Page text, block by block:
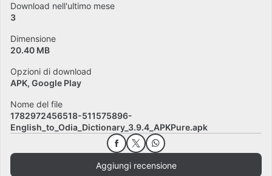
Download nell'ultimo mese
3
Dimensione
20.40 MB
Opzioni di download
APK, Google Play
Nome del file
1782972456518-511575896-
English_to_Odia_Dictionary_3.9.4_APKPure.apk
Aggiungi recensione